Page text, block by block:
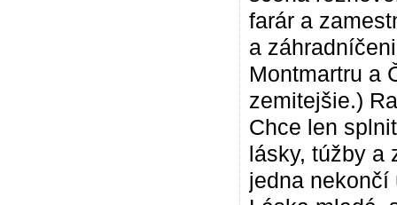
farár a
a
Montmartru a
zemitejšie.)
Chce len
lásky, túžby a
jedna